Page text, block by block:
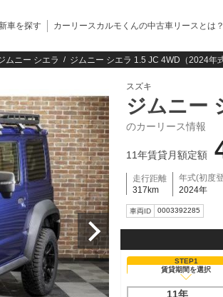
新車を探す カーリースカルモくんの中古車リースとは？
ムニー シエラ ジムニー シエラ 1.5 JC 4WD（2024年
スズキ
ジムニー
のカーリース情報
11年賃貸月額定額
走行距離
317km
年式(初度
2024年
車両ID 0003392285
STEP1
賃貸期間を選択
11年